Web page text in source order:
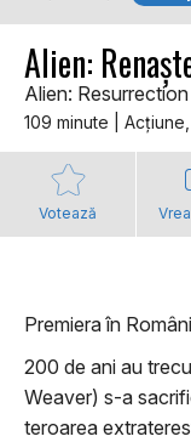
Alien:
Alien: Resurrection
109 minute |
Votează
Premiera în
200 de ani au
Weaver) s-a
teroarea